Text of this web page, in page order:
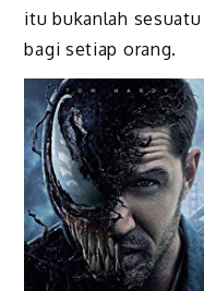
itu bukanlah
bagi setiap orang.